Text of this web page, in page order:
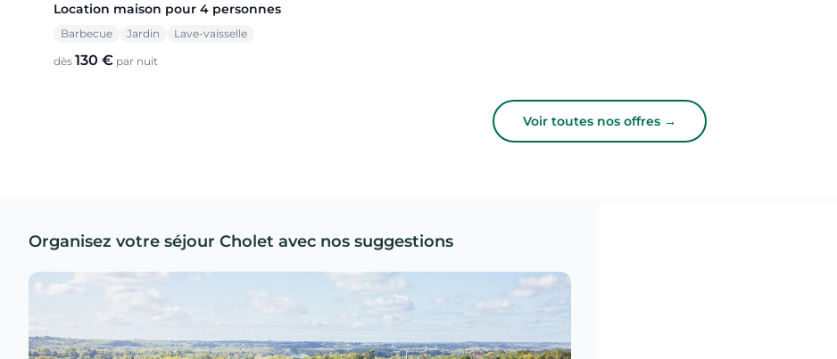
Location maison pour 4 personnes
Barbecue Jardin Lave-vaisselle
dès 130 € par nuit
Voir toutes nos offres →
Organisez votre séjour Cholet avec nos suggestions